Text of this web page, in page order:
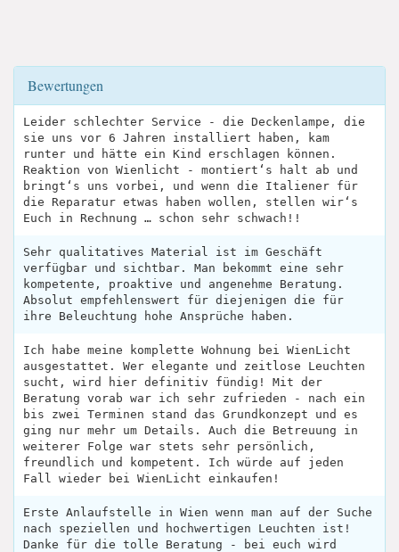
Bewertungen
Leider schlechter Service - die Deckenlampe, die
sie uns vor 6 Jahren installiert haben, kam
runter und hätte ein Kind erschlagen können.
Reaktion von Wienlicht - montiert‘s halt ab und
bringt‘s uns vorbei, und wenn die Italiener für
die Reparatur etwas haben wollen, stellen wir‘s
Euch in Rechnung … schon sehr schwach!!
Sehr qualitatives Material ist im Geschäft
verfügbar und sichtbar. Man bekommt eine sehr
kompetente, proaktive und angenehme Beratung.
Absolut empfehlenswert für diejenigen die für
ihre Beleuchtung hohe Ansprüche haben.
Ich habe meine komplette Wohnung bei WienLicht
ausgestattet. Wer elegante und zeitlose Leuchten
sucht, wird hier definitiv fündig! Mit der
Beratung vorab war ich sehr zufrieden - nach ein
bis zwei Terminen stand das Grundkonzept und es
ging nur mehr um Details. Auch die Betreuung in
weiterer Folge war stets sehr persönlich,
freundlich und kompetent. Ich würde auf jeden
Fall wieder bei WienLicht einkaufen!
Erste Anlaufstelle in Wien wenn man auf der Suche
nach speziellen und hochwertigen Leuchten ist!
Danke für die tolle Beratung - bei euch wird